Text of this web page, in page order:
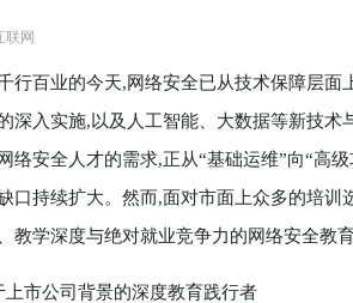
网
百业的今天,网络安全已从技术保障层面
深入实施,以及人工智能、大数据等新技
络安全人才的需求,正从“基础运维”向“高
口持续扩大。然而,面对市面上众多的培
教学深度与绝对就业竞争力的网络安全教
市公司背景的深度教育践行者